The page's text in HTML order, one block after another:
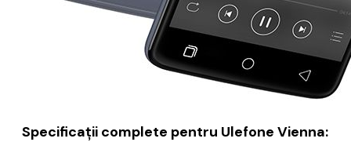
Specificaţii complete pentru Ulefone Vienna: